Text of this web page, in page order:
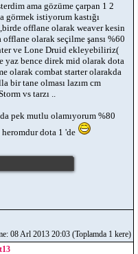
ama gözüme çarpan 1 2
görmek istiyorum kastığı
offlane olarak weaver kesin
offlane olarak seçilme şansı %60
ve Lone Druid ekleyebiliriz(
yaz bence direk mid olarak dota
olarak combat starter olarakda
bir tane olması lazım cm
vs tarzı ..
pek mutlu olamıyorum %80
dota 1 'de
08 Arl 2013 20:03 (Toplamda 1 kere)